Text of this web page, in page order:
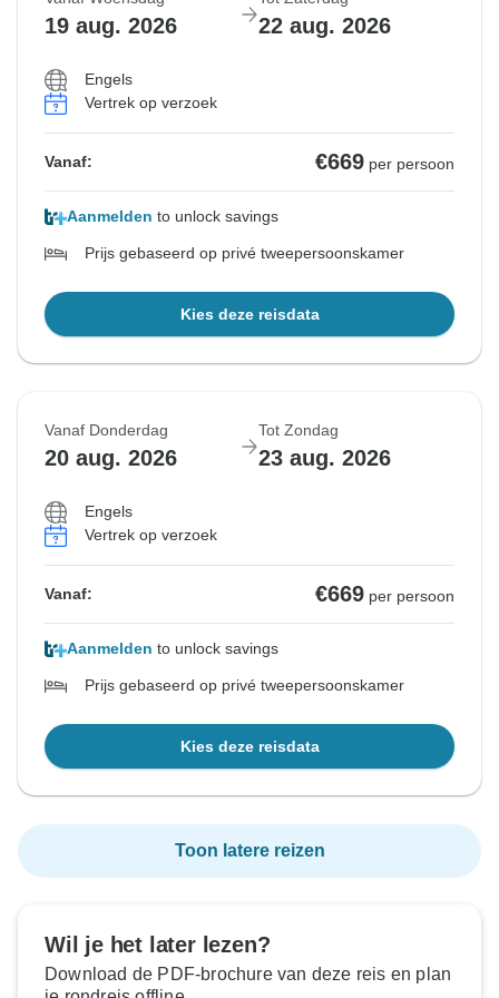
19 aug. 2026 22 aug. 2026
Engels
Vertrek op verzoek
Vanaf: €669 per persoon
Aanmelden to unlock savings
Prijs gebaseerd op privé tweepersoonskamer
Kies deze reisdata
Vanaf Donderdag
20 aug. 2026
Tot Zondag
23 aug. 2026
Engels
Vertrek op verzoek
Vanaf: €669 per persoon
Aanmelden to unlock savings
Prijs gebaseerd op privé tweepersoonskamer
Kies deze reisdata
Toon latere reizen
Wil je het later lezen?
Download de PDF-brochure van deze reis en plan